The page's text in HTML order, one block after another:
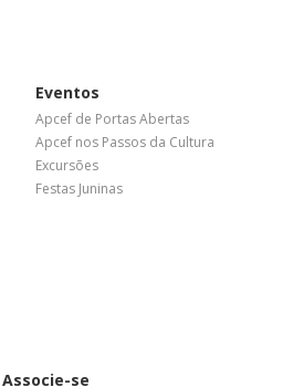
Eventos
Apcef de Portas Abertas
Apcef nos Passos da Cultura
Excursões
Festas Juninas
Associe-se